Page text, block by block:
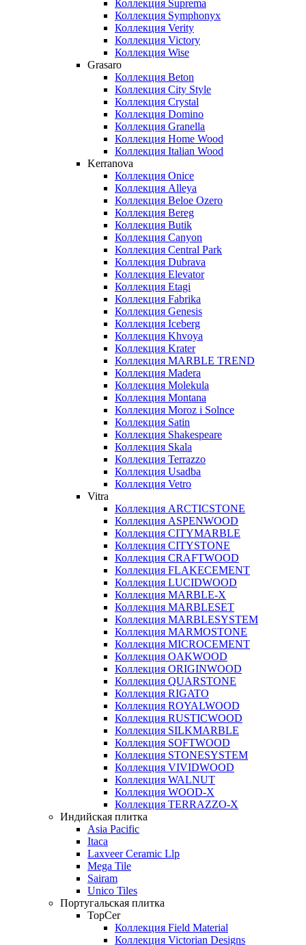
Коллекция Suprema
Коллекция Symphonyx
Коллекция Verity
Коллекция Victory
Коллекция Wise
Grasaro
Коллекция Beton
Коллекция City Style
Коллекция Crystal
Коллекция Domino
Коллекция Granella
Коллекция Home Wood
Коллекция Italian Wood
Kerranova
Коллекция Onice
Коллекция Alleya
Коллекция Beloe Ozero
Коллекция Bereg
Коллекция Butik
Коллекция Canyon
Коллекция Central Park
Коллекция Dubrava
Коллекция Elevator
Коллекция Etagi
Коллекция Fabrika
Коллекция Genesis
Коллекция Iceberg
Коллекция Khvoya
Коллекция Krater
Коллекция MARBLE TREND
Коллекция Madera
Коллекция Molekula
Коллекция Montana
Коллекция Moroz i Solnce
Коллекция Satin
Коллекция Shakespeare
Коллекция Skala
Коллекция Terrazzo
Коллекция Usadba
Коллекция Vetro
Vitra
Коллекция ARCTICSTONE
Коллекция ASPENWOOD
Коллекция CITYMARBLE
Коллекция CITYSTONE
Коллекция CRAFTWOOD
Коллекция FLAKECEMENT
Коллекция LUCIDWOOD
Коллекция MARBLE-X
Коллекция MARBLESET
Коллекция MARBLESYSTEM
Коллекция MARMOSTONE
Коллекция MICROCEMENT
Коллекция OAKWOOD
Коллекция ORIGINWOOD
Коллекция QUARSTONE
Коллекция RIGATO
Коллекция ROYALWOOD
Коллекция RUSTICWOOD
Коллекция SILKMARBLE
Коллекция SOFTWOOD
Коллекция STONESYSTEM
Коллекция VIVIDWOOD
Коллекция WALNUT
Коллекция WOOD-X
Коллекция ТЕRRАZZO-X
Индийская плитка
Asia Pacific
Itaca
Laxveer Ceramic Llp
Mega Tile
Sairam
Unico Tiles
Португальская плитка
TopCer
Коллекция Field Material
Коллекция Victorian Designs